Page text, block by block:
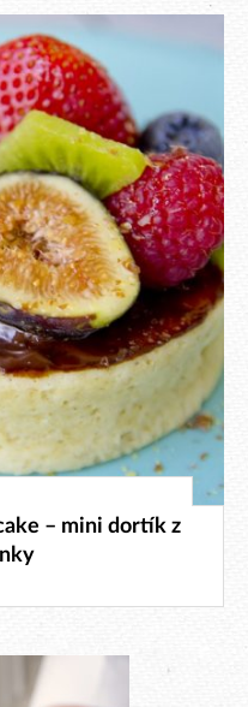
– mini dortík z